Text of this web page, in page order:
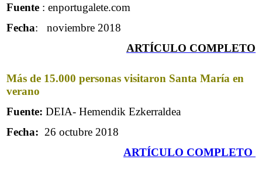
Fuente : enportugalete.com
Fecha: noviembre 2018
ARTÍCULO COMPLETO
Más de 15.000 personas visitaron Santa María en
verano
Fuente: DEIA- Hemendik Ezkerraldea
Fecha: 26 octubre 2018
ARTÍCULO COMPLETO